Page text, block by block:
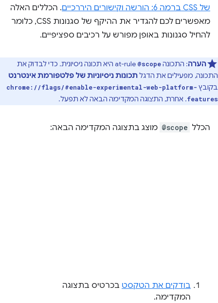
של CSS ברמה 6: הורשה וקישורים היררכיים
. הכללים האלה
מאפשרים לכם להגדיר את ההיקף של סגנונות CSS, כלומר
להחיל סגנונות באופן מפורש על רכיבים ספציפיים.
הערה: התכונה@scope
at-rule היא תכונה ניסיונית. כדי לבדוק את
התכונה, מפעילים את הדגלתכונות ניסיוניות של פלטפורמת אינטרנט
בקובץ chrome://flags/#enable-experimental-web-platform-
features. אחרת, התצוגה המקדימה הבאה לא תפעל.
הכלל @scope מוצג בתצוגה המקדימה הבאה:
בודקים את הטקסט בכרטיס בתצוגה
המקדימה.